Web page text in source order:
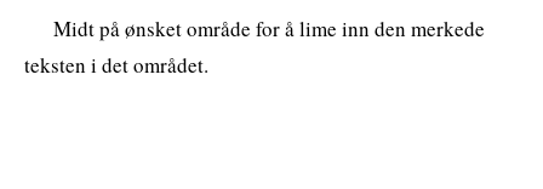
Midt på ønsket område for å lime inn den merkede
teksten i det området.